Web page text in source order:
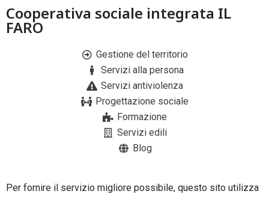
Cooperativa sociale integrata IL
FARO
Gestione del territorio
Servizi alla persona
Servizi antiviolenza
Progettazione sociale
Formazione
Servizi edili
Blog
Per fornire il servizio migliore possibile, questo sito utilizza